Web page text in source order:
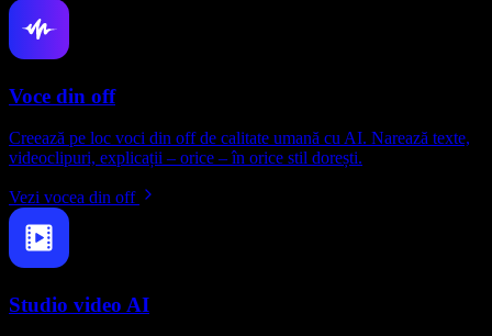
Voce din off
Creează pe loc voci din off de calitate umană cu AI. Narează texte,
videoclipuri, explicații – orice – în orice stil dorești.
Vezi vocea din off
Studio video AI